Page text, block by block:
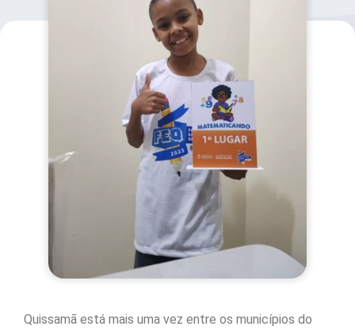
Quissamã está mais uma vez entre os municípios do